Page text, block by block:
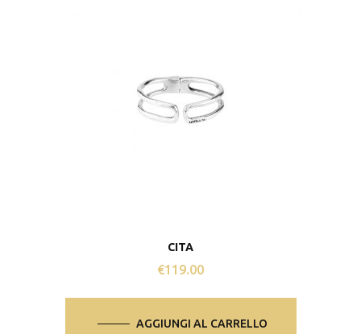
CITA
€119.00
AGGIUNGI AL CARRELLO